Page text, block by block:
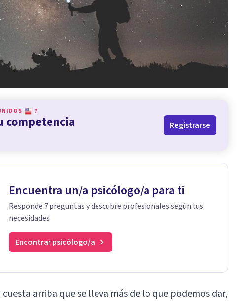
?
competencia
Registrarse
Encuentra un/a psicólogo/a para ti
Responde 7 preguntas y descubre profesionales según tus
necesidades.
Encontrar psicólogo/a
arriba que se lleva más de lo que podemos dar,